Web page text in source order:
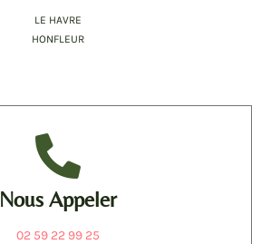
LE HAVRE
HONFLEUR
Nous Appeler
02 59 22 99 25